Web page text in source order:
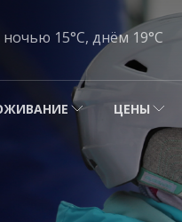
ночью 15°C, днём 19°C
ЦЕНЫ